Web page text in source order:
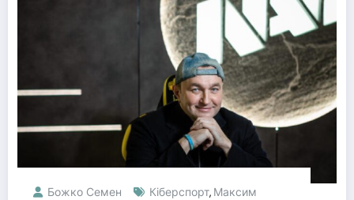
Божко Семен Кіберспорт, Максим